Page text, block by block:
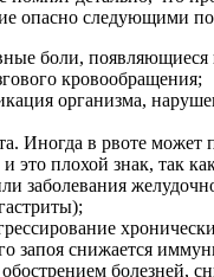
опасно следующими
боли, появляющиеся
кровообращения;
организма,
Иногда в рвоте может
это плохой знак, так
заболевания
запоя снижается
обострением болезней,